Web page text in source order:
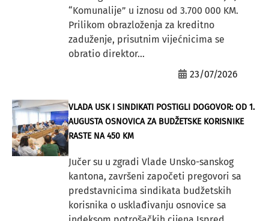
“Komunalije” u iznosu od 3.700 000 KM.
Prilikom obrazloženja za kreditno
zaduženje, prisutnim vijećnicima se
obratio direktor...
23/07/2026
VLADA USK I SINDIKATI POSTIGLI DOGOVOR: OD 1.
AUGUSTA OSNOVICA ZA BUDŽETSKE KORISNIKE
RASTE NA 450 KM
Jučer su u zgradi Vlade Unsko-sanskog
kantona, završeni započeti pregovori sa
predstavnicima sindikata budžetskih
korisnika o usklađivanju osnovice sa